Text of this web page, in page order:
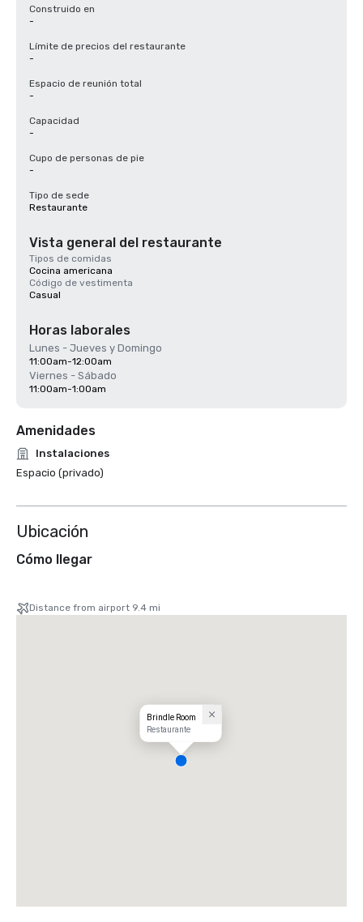
Construido en
-
Límite de precios del restaurante
-
Espacio de reunión total
-
Capacidad
-
Cupo de personas de pie
-
Tipo de sede
Restaurante
Vista general del restaurante
Tipos de comidas
Cocina americana
Código de vestimenta
Casual
Horas laborales
Lunes - Jueves y Domingo
11:00am-12:00am
Viernes - Sábado
11:00am-1:00am
Amenidades
Instalaciones
Espacio (privado)
Ubicación
Cómo llegar
Distance from airport 9.4 mi
Brindle Room
Restaurante